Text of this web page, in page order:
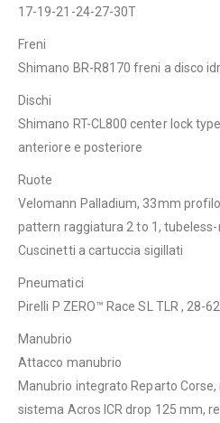
17-19-21-24-27-30T
Freni
Shimano BR-R8170 freni a disco
Dischi
Shimano RT-CL800 center lock
anteriore e posteriore
Ruote
Velomann Palladium, 33mm
pattern raggiatura 2 to 1, tubeless-
Cuscinetti a cartuccia sigillati
Pneumatici
Pirelli P ZERO™ Race SL TLR , 28-
Manubrio
Attacco manubrio
Manubrio integrato Reparto
sistema Acros ICR drop 125 mm,